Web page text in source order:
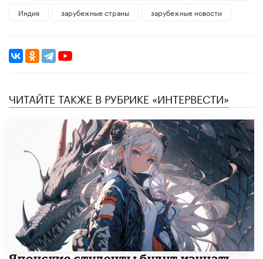
Индия
зарубежные страны зарубежные новости
ЧИТАЙТЕ ТАКЖЕ В РУБРИКЕ «ИНТЕРВЕСТИ»